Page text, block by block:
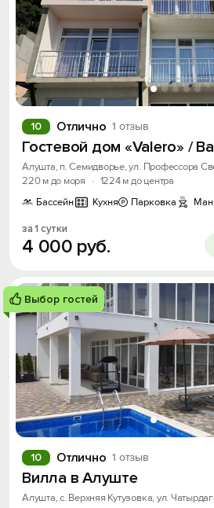
Отлично 1 отзыв
10
Гостевой дом «Valero» /
Алушта, п. Семидворье, ул. Профессора
220 м до моря
· 1224 м до центра
Бассейн
Кухня Парковка
за 1 сутки
4 000 руб.
Выбор гостей
Отлично 1 отзыв
10
Вилла в Алуште
Алушта, с. Верхняя Кутузовка, ул.